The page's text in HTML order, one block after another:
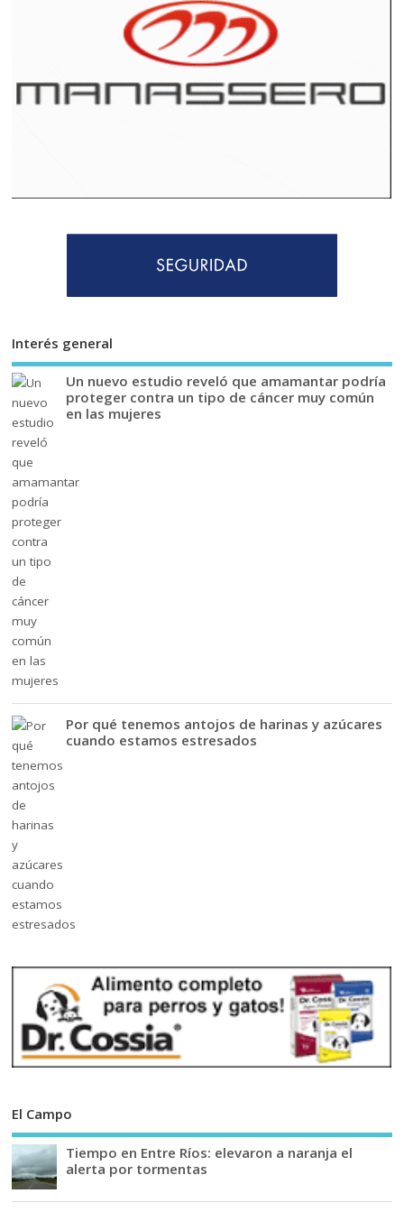
Interés general
Un nuevo estudio reveló que amamantar podría
proteger contra un tipo de cáncer muy común
en las mujeres
Por qué tenemos antojos de harinas y azúcares
cuando estamos estresados
El Campo
Tiempo en Entre Ríos: elevaron a naranja el
alerta por tormentas